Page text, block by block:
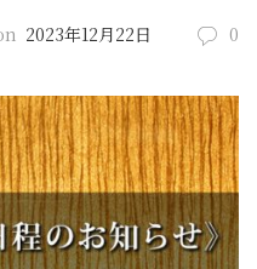
2023年12月22日 0